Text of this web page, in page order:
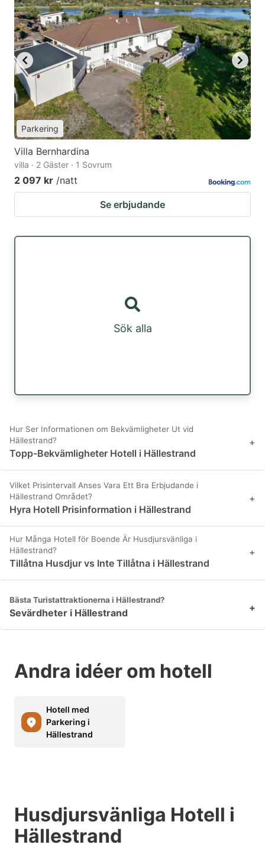
Parkering
Villa Bernhardina
villa · 2 Gäster · 1 Sovrum
2 097 kr /natt
Se erbjudande
Sök alla
Hur Ser Informationen om Bekvämligheter Ut vid
Hällestrand?
Topp-Bekvämligheter Hotell i Hällestrand
+
Vilket Prisintervall Anses Vara Ett Bra Erbjudande i
Hällestrand Området?
Hyra Hotell Prisinformation i Hällestrand
+
Hur Många Hotell för Boende Är Husdjursvänliga i
Hällestrand?
Tillåtna Husdjur vs Inte Tillåtna i Hällestrand
+
Bästa Turistattraktionerna i Hällestrand?
Sevärdheter i Hällestrand +
Andra idéer om hotell
Hotell med
Parkering i
Hällestrand
Husdjursvänliga Hotell i
Hällestrand